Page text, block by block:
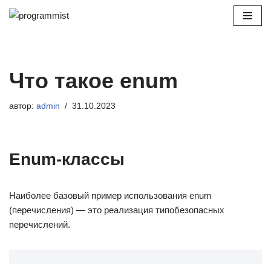
Что такое enum
автор: admin 31.10.2023
Enum-классы
Наиболее базовый пример использования enum
(перечисления) — это реализация типобезопасных
перечислений.